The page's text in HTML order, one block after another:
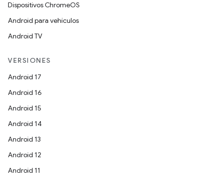
Dispositivos ChromeOS
Android para vehículos
Android TV
VERSIONES
Android 17
Android 16
Android 15
Android 14
Android 13
Android 12
Android 11